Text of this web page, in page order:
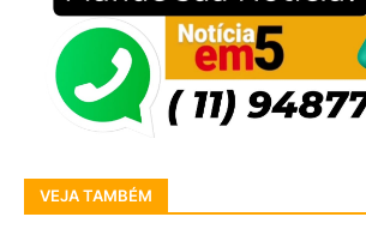
VEJA TAMBÉM